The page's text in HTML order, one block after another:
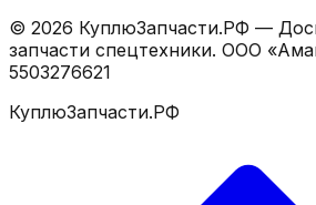
© 2026 КуплюЗапчасти.РФ —
запчасти спецтехники. ООО
5503276621
КуплюЗапчасти.РФ